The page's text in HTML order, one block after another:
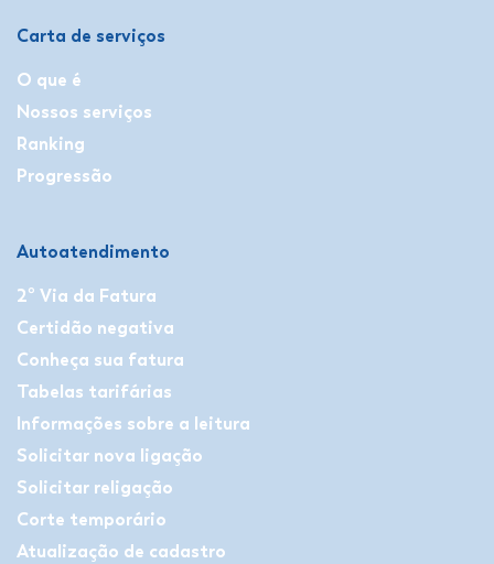
Carta de serviços
O que é
Nossos serviços
Ranking
Progressão
Autoatendimento
2º Via da Fatura
Certidão negativa
Conheça sua fatura
Tabelas tarifárias
Informações sobre a leitura
Solicitar nova ligação
Solicitar religação
Corte temporário
Atualização de cadastro